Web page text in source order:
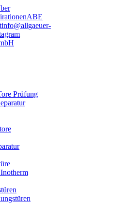
ABE
info@allgaeuer-
Prüfung